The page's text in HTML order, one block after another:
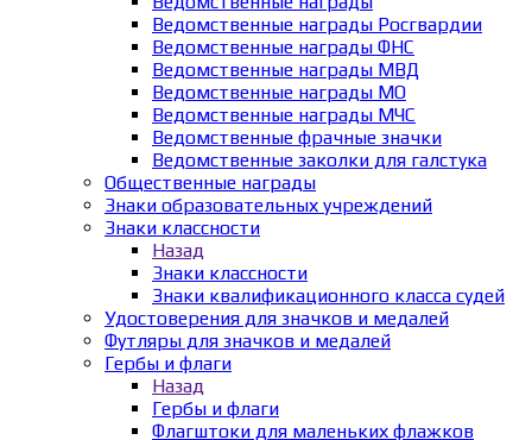
Ведомственные награды Росгвардии
Ведомственные награды ФНС
Ведомственные награды МВД
Ведомственные награды МО
Ведомственные награды МЧС
Ведомственные фрачные значки
Ведомственные заколки для галстука
Общественные награды
Знаки образовательных учреждений
Знаки классности
Назад
Знаки классности
Знаки квалификационного класса судей
Удостоверения для значков и медалей
Футляры для значков и медалей
Гербы и флаги
Назад
Гербы и флаги
Флагштоки для маленьких флажков